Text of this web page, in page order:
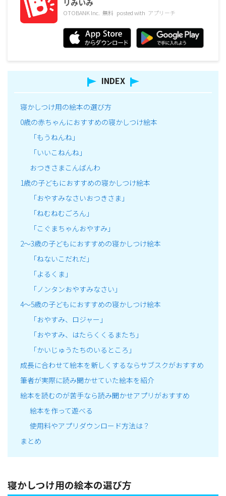
リみいみ
OTOBANK Inc. 無料 posted with アプリーチ
INDEX
寝かしつけ用の絵本の選び方
0歳の赤ちゃんにおすすめの寝かしつけ絵本
「もうねんね」
「いいこねんね」
おつきさまこんばんわ
1歳の子どもにおすすめの寝かしつけ絵本
「おやすみなさいおつきさま」
「ねむねむごろん」
「こぐまちゃんおやすみ」
2～3歳の子どもにおすすめの寝かしつけ絵本
「ねないこだれだ」
「よるくま」
「ノンタンおやすみなさい」
4～5歳の子どもにおすすめの寝かしつけ絵本
「おやすみ、ロジャー」
「おやすみ、はたらくくるまたち」
「かいじゅうたちのいるところ」
成長に合わせて絵本を新しくするならサブスクがおすすめ
筆者が実際に読み聞かせていた絵本を紹介
絵本を読むのが苦手なら読み聞かせアプリがおすすめ
絵本を作って遊べる
使用料やアプリダウンロード方法は？
まとめ
寝かしつけ用の絵本の選び方